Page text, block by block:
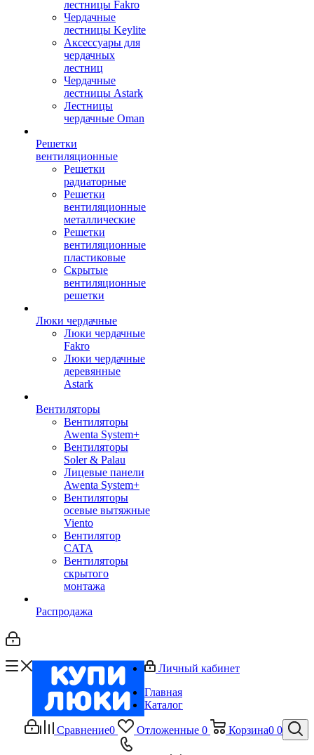
лестницы Fakro
Чердачные
лестницы Keylite
Аксессуары для
чердачных
лестниц
Чердачные
лестницы Astark
Лестницы
чердачные Oman
Решетки
вентиляционные
Решетки
радиаторные
Решетки
вентиляционные
металлические
Решетки
вентиляционные
пластиковые
Скрытые
вентиляционные
решетки
Люки чердачные
Люки чердачные
Fakro
Люки чердачные
деревянные
Astark
Вентиляторы
Вентиляторы
Awenta System+
Вентиляторы
Soler & Palau
Лицевые панели
Awenta System+
Вентиляторы
осевые вытяжные
Viento
Вентилятор
CATA
Вентиляторы
скрытого
монтажа
Распродажа
Сравнение0 Отложенные 0 Корзина0 0
Личный кабинет
Главная
Каталог